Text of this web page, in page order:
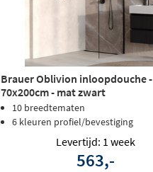
Brauer Oblivion inloopdouche -
70x200cm - mat zwart
10 breedtematen
6 kleuren profiel/bevestiging
Levertijd: 1 week
563,-